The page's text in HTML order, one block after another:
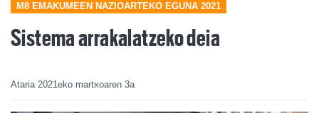
M8 EMAKUMEEN NAZIOARTEKO EGUNA 2021
Sistema arrakalatzeko deia
Ataria 2021eko martxoaren 3a